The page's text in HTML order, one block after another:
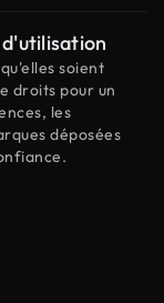
soient
droits pour un
les
déposées